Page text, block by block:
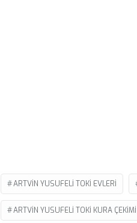
ARTVIN YUSUFELI TOKI EVLERI
ARTVIN YUSUFELI TOKI KURA ÇEKIMI